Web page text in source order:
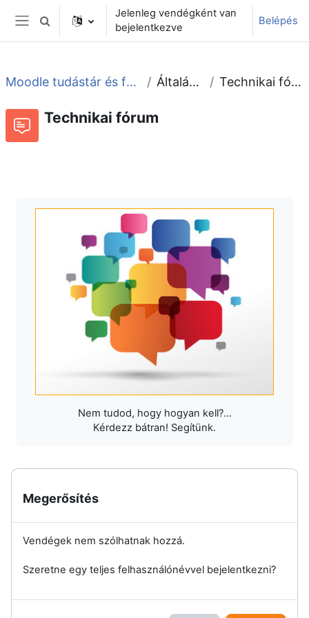
Tovább a fő tartalomhoz
Oldalpanel
Keresési bemeneti adatok váltása
Jelenleg vendégként van
bejelentkezve
Belépés
Moodle tudástár és fórum Általános Technikai fórum
Technikai fórum
Nem tudod, hogy hogyan kell?...
Kérdezz bátran! Segítünk.
Megerősítés
Vendégek nem szólhatnak hozzá.
Szeretne egy teljes felhasználónévvel bejelentkezni?